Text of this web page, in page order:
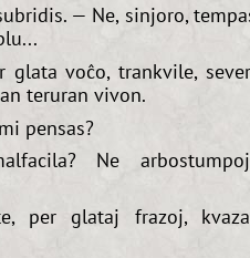
— Ne, sinjoro,
voĉo, trankvile,
teruran vivon.
pensas?
Ne
per glataj frazoj,